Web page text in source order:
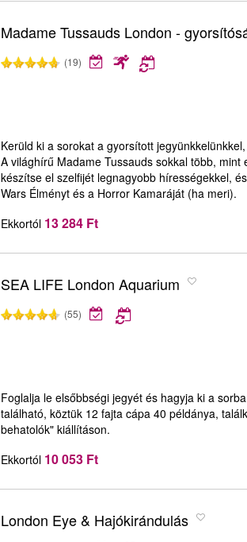
Madame Tussauds London -
(19)
Kerüld ki a sorokat a gyorsított
A világhírű Madame Tussauds sokkal több,
készítse el szelfijét legnagyobb hírességekkel,
Wars Élményt és a Horror Kamaráját (ha meri).
Ekkortól 13 284 Ft
SEA LIFE London Aquarium
(55)
Foglalja le elsőbbségi jegyét és hagyja ki a
található, köztük 12 fajta cápa 40 példánya,
behatolók" kiállításon.
Ekkortól 10 053 Ft
London Eye & Hajókirándulás